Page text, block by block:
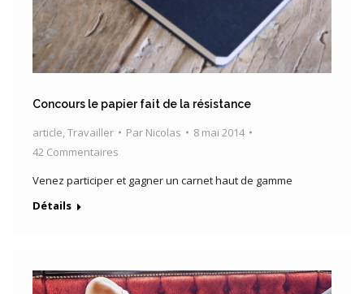
Concours le papier fait de la résistance
article,Travailler Par Nicolas
8 mai 2014
42 Commentaires
Venez participer et gagner un carnet haut de gamme
Détails